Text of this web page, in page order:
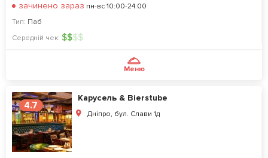
зачинено зараз пн-вс 10:00-24:00
Тип: Паб
Середній чек: $$$$
Меню
4.7
Карусель & Bierstube
Дніпро, бул. Слави 1д